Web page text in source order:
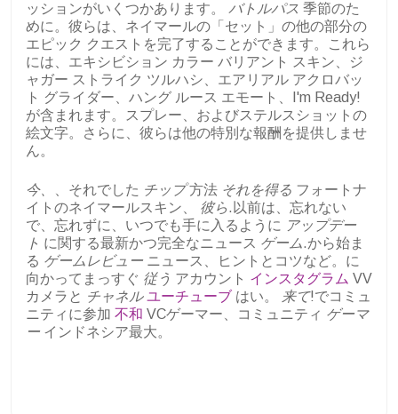
ッションがいくつかあります。 バトルパス 季節のた
めに。彼らは、ネイマールの「セット」の他の部分の
エピック クエストを完了することができます。これら
には、エキシビション カラー バリアント スキン、ジ
ャガー ストライク ツルハシ、エアリアル アクロバッ
ト グライダー、ハング ルース エモート、I'm Ready!
が含まれます。スプレー、およびステルスショットの
絵文字。さらに、彼らは他の特別な報酬を提供しませ
ん。
今、 、それでした チップ方法 それを得る フォートナ
イトのネイマールスキン、 彼ら.以前は、忘れない
で、忘れずに、いつでも手に入るように アップデー
ト に関する最新かつ完全なニュース ゲーム.から始ま
る ゲームレビューニュース、ヒントとコツなど。に
向かってまっすぐ 従う アカウント インスタグラム VV
カメラと チャネル ユーチューブ はい。 来て!でコミュ
ニティに参加 不和 VCゲーマー、コミュニティ ゲーマ
ーインドネシア最大。